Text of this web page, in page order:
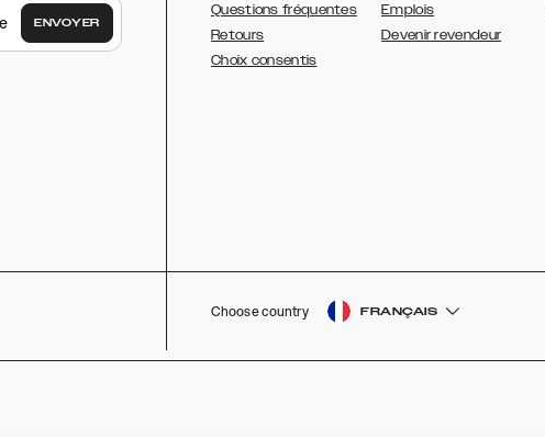
ENVOYER
Questions fréquentes
Retours
Choix consentis
Emplois
Devenir revendeur
Choose country FRANÇAIS
ESPAÑOL